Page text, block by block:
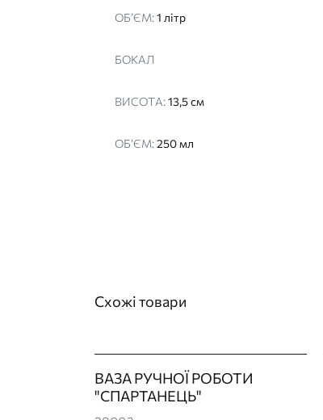
ОБ’ЄМ:1 літр
БОКАЛ
ВИСОТА:13,5 см
ОБ’ЄМ:250 мл
Схожі товари
ВАЗА РУЧНОЇ РОБОТИ
"СПАРТАНЕЦЬ"